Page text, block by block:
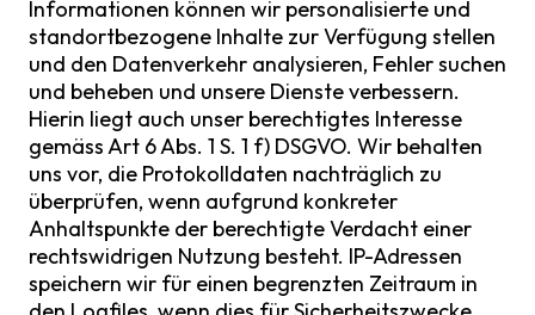
Informationen können wir personalisierte und
standortbezogene Inhalte zur Verfügung stellen
und den Datenverkehr analysieren, Fehler suchen
und beheben und unsere Dienste verbessern.
Hierin liegt auch unser berechtigtes Interesse
gemäss Art 6 Abs. 1 S. 1 f) DSGVO. Wir behalten
uns vor, die Protokolldaten nachträglich zu
überprüfen, wenn aufgrund konkreter
Anhaltspunkte der berechtigte Verdacht einer
rechtswidrigen Nutzung besteht. IP-Adressen
speichern wir für einen begrenzten Zeitraum in